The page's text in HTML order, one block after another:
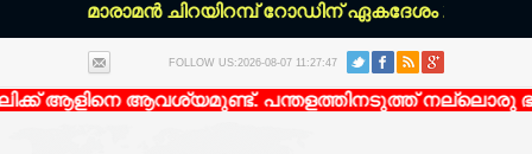
മാരാമൻ ചിറയിറമ്പ് റോഡിന് ഏകദേശം 200 മീറ്റർ
FOLLOW US:2026-08-07 11:27:47
ആളിനെ ആവശ്യമുണ്ട്. പന്തളത്തിനടുത്ത് നല്ലൊരു